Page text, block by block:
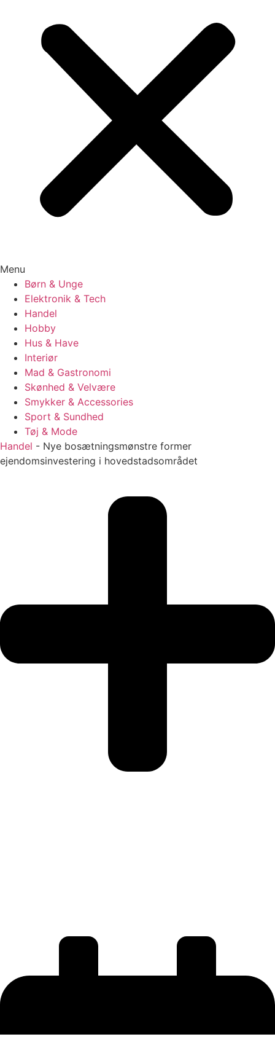
Menu
Børn & Unge
Elektronik & Tech
Handel
Hobby
Hus & Have
Interiør
Mad & Gastronomi
Skønhed & Velvære
Smykker & Accessories
Sport & Sundhed
Tøj & Mode
Handel - Nye bosætningsmønstre former
ejendomsinvestering i hovedstadsområdet